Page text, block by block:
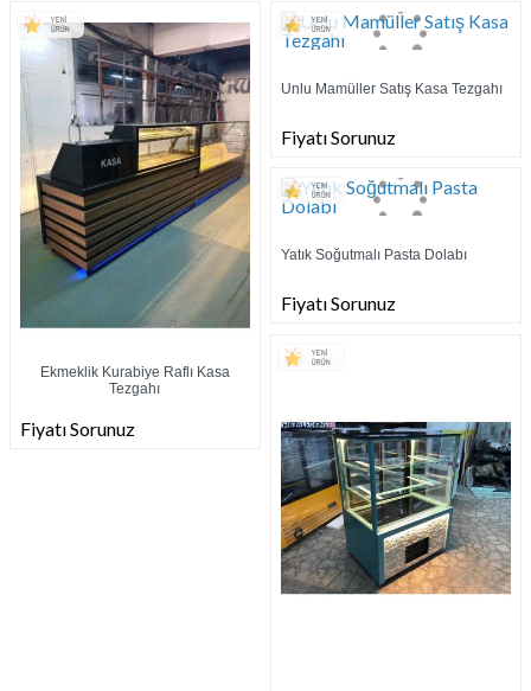
Ekmeklik Kurabiye Raflı Kasa
Tezgahı
Fiyatı Sorunuz
Unlu Mamüller Satış Kasa Tezgahı
Fiyatı Sorunuz
Yatık Soğutmalı Pasta Dolabı
Fiyatı Sorunuz